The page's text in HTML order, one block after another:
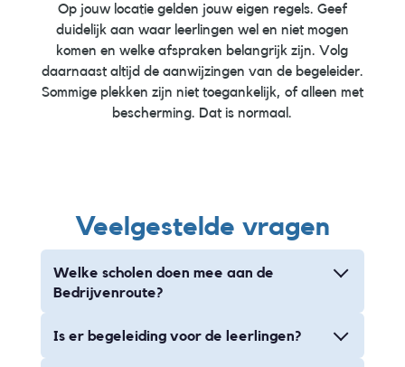
Op jouw locatie gelden jouw eigen regels. Geef
duidelijk aan waar leerlingen wel en niet mogen
komen en welke afspraken belangrijk zijn. Volg
daarnaast altijd de aanwijzingen van de begeleider.
Sommige plekken zijn niet toegankelijk, of alleen met
bescherming. Dat is normaal.
Veelgestelde vragen
Welke scholen doen mee aan de
Bedrijvenroute?
Is er begeleiding voor de leerlingen?